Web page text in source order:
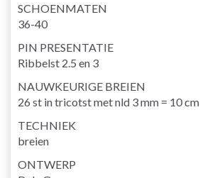
SCHOENMATEN
36-40
PIN PRESENTATIE
Ribbelst 2.5 en 3
NAUWKEURIGE BREIEN
26 st in tricotst met nld 3 mm = 10 cm
TECHNIEK
breien
ONTWERP